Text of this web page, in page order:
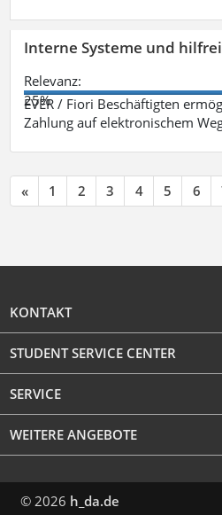
Interne Systeme und
Relevanz:
25%
EVER / Fiori Beschäftigten
Zahlung auf elektronischem
« 1 2 3 4 5 6
KONTAKT
STUDENT SERVICE CENTER
SERVICE
WEITERE ANGEBOTE
© 2026 h_da.de